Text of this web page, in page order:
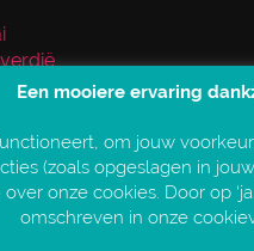
Staten
Een mooiere ervaring
om jouw
(zoals opgeslagen in
onze cookies. Door op
omschreven in onze